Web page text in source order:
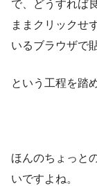
で、どうすれば
ままクリックせ
いるブラウザで
という工程を踏
ほんのちょっと
いですよね。